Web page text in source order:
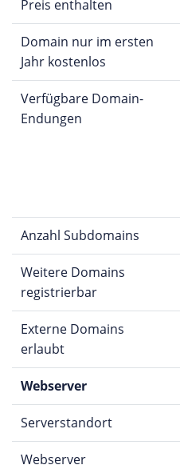
Preis enthalten
Domain nur im ersten
Jahr kostenlos
Verfügbare Domain-
Endungen
Anzahl Subdomains
Weitere Domains
registrierbar
Externe Domains
erlaubt
Webserver
Serverstandort
Webserver